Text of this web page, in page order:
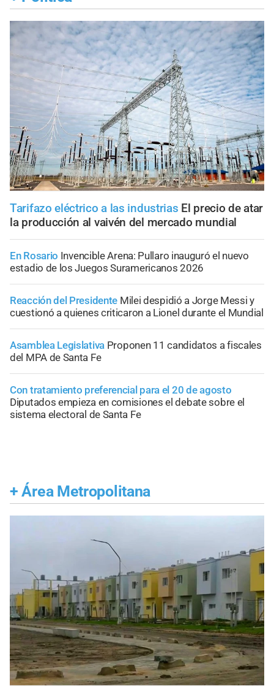
Tarifazo eléctrico a las industrias El precio de atar
la producción al vaivén del mercado mundial
En Rosario Invencible Arena: Pullaro inauguró el nuevo
estadio de los Juegos Suramericanos 2026
Reacción del Presidente Milei despidió a Jorge Messi y
cuestionó a quienes criticaron a Lionel durante el Mundial
Asamblea Legislativa Proponen 11 candidatos a fiscales
del MPA de Santa Fe
Con tratamiento preferencial para el 20 de agosto
Diputados empieza en comisiones el debate sobre el
sistema electoral de Santa Fe
+ Área Metropolitana